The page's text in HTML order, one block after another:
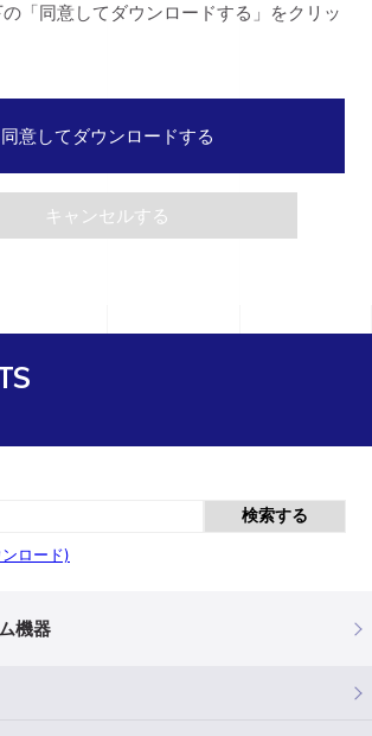
検索する
ロード)
機器
「同意してダウンロードする」をクリッ
同意してダウンロードする
キャンセルする